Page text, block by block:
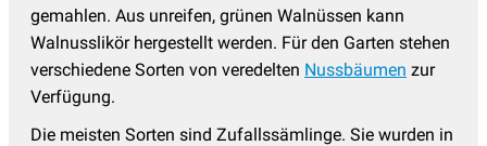
gemahlen. Aus unreifen, grünen Walnüssen kann
Walnusslikör hergestellt werden. Für den Garten stehen
verschiedene Sorten von veredelten Nussbäumen zur
Verfügung.
Die meisten Sorten sind Zufallssämlinge. Sie wurden in